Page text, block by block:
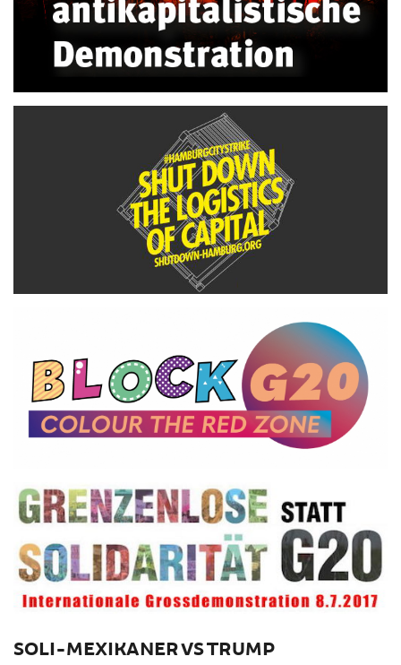
SOLI-MEXIKANER VS TRUMP